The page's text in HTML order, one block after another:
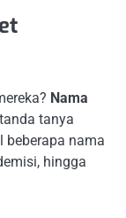
Nama
tanya
beberapa nama
hingga